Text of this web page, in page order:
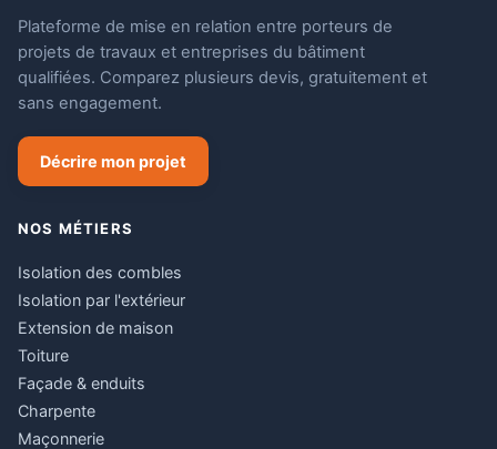
Plateforme de mise en relation entre porteurs de
projets de travaux et entreprises du bâtiment
qualifiées. Comparez plusieurs devis, gratuitement et
sans engagement.
Décrire mon projet
NOS MÉTIERS
Isolation des combles
Isolation par l'extérieur
Extension de maison
Toiture
Façade & enduits
Charpente
Maçonnerie